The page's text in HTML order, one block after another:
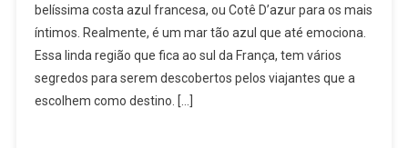
belíssima costa azul francesa, ou Cotê D’azur para os mais
íntimos. Realmente, é um mar tão azul que até emociona.
Essa linda região que fica ao sul da França, tem vários
segredos para serem descobertos pelos viajantes que a
escolhem como destino. […]